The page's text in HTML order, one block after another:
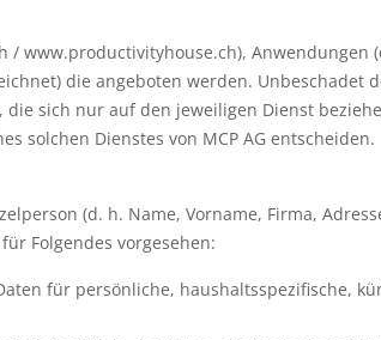
/ www.productivityhouse.ch),
die angeboten werden. Unbeschadet
sich nur auf den jeweiligen Dienst
solchen Dienstes von MCP AG entscheiden.
(d. h. Name, Vorname, Firma,
Folgendes vorgesehen:
für persönliche, haushaltsspezifische,